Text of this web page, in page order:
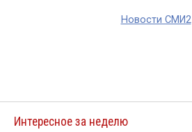
Новости СМИ2
Интересное за неделю